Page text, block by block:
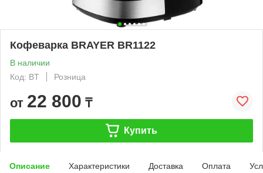
Кофеварка BRAYER BR1122
В наличии
Код: BT
Розница
от 22 800 ₸
Купить
Описание Характеристики Доставка Оплата